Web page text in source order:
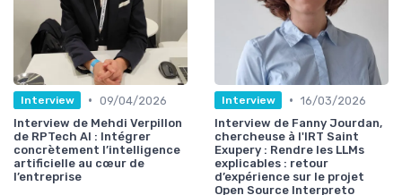
Interview • 09/04/2026
Interview de Mehdi Verpillon
de RPTech AI : Intégrer
concrètement l’intelligence
artificielle au cœur de
l’entreprise
Interview • 16/03/2026
Interview de Fanny Jourdan,
chercheuse à l'IRT Saint
Exupery : Rendre les LLMs
explicables : retour
d’expérience sur le projet
Open Source Interpreto